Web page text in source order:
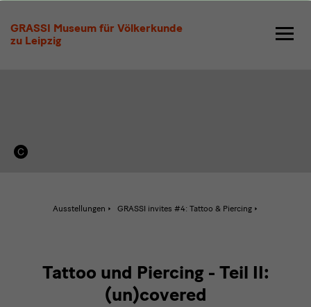
GRASSI Museum für Völkerkunde
zu Leipzig
und
II:
(un)covered
Ausstellungen GRASSI invites #4: Tattoo & Piercing
Tattoo und Piercing - Teil II:
(un)covered